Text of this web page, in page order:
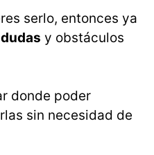
serlo, entonces ya
y obstáculos
donde poder
sin necesidad de